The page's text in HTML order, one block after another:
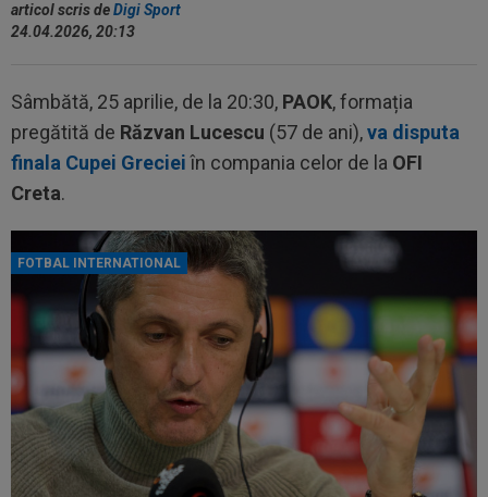
articol scris deDigi Sport
24.04.2026, 20:13
Sâmbătă, 25 aprilie, de la 20:30, PAOK, formația
pregătită de Răzvan Lucescu (57 de ani),va disputa
finala Cupei Grecieiîn compania celor de la OFI
Creta.
FOTBAL INTERNATIONAL